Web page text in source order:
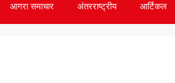
आगरा समाचार अंतरराष्ट्रीय आर्टिकल